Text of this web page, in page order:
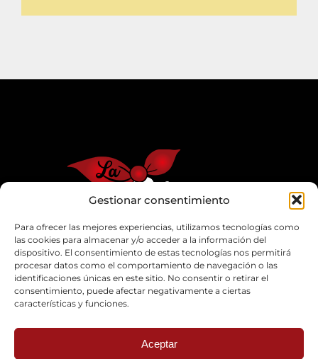
Gestionar consentimiento
Para ofrecer las mejores experiencias, utilizamos tecnologías como
las cookies para almacenar y/o acceder a la información del
dispositivo. El consentimiento de estas tecnologías nos permitirá
procesar datos como el comportamiento de navegación o las
identificaciones únicas en este sitio. No consentir o retirar el
consentimiento, puede afectar negativamente a ciertas
características y funciones.
Aceptar
© Copyright 2026 Regina Segura Lopez |Aviso legal
Política de privacidad
| Sitio web diseñado por
+QueGusto - Tu Estudio Creativo